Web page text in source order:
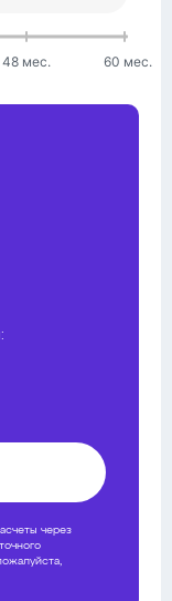
48 мес. 60 мес.
через